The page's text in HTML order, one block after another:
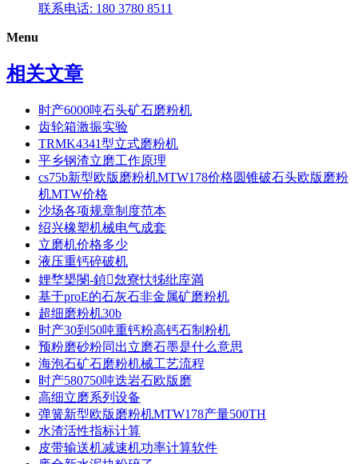
联系电话: 180 3780 8511
Menu
相关文章
时产6000吨石头矿石磨粉机
齿轮箱激振实验
TRMK4341型立式磨粉机
平乡钢渣立磨工作原理
cs75b新型欧版磨粉机MTW178价格圆锥破石头欧版磨粉
机MTW价格
沙场各项规章制度范本
绍兴橡塑机械电气成套
立磨机价格多少
液压重钙碎破机
娌堥槼閿-鍞敜寮忕牬纰庢満
基于proE的石灰石非金属矿磨粉机
超细磨粉机30b
时产30到50吨重钙粉高钙石制粉机
预粉磨砂粉同出立磨石墨是什么意思
海泡石矿石磨粉机械工艺流程
时产580750吨迭岩石欧版磨
高细立磨系列设备
弹簧新型欧版磨粉机MTW178产量500TH
水渣活性指标计算
皮带输送机减速机功率计算软件